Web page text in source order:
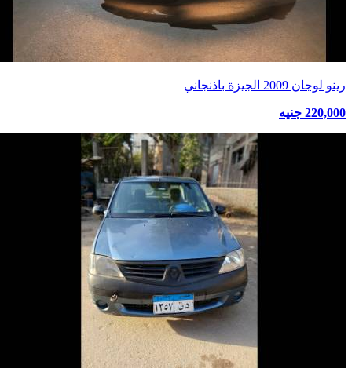
رينو لوجان 2009 الجيزة باذنجاني
220,000 جنيه